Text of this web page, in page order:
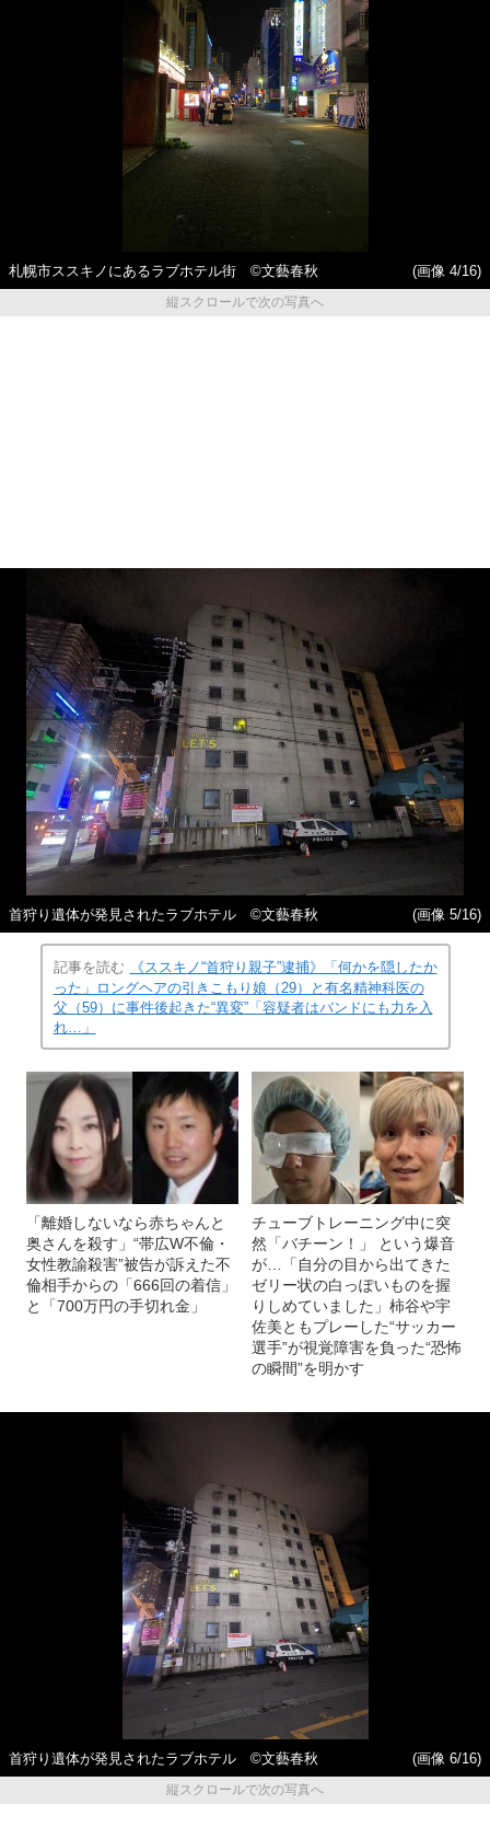
札幌市ススキノにあるラブホテル街 ©文藝春秋
(画像 4/16)
縦スクロールで次の写真へ
首狩り遺体が発見されたラブホテル ©文藝春秋 (画像 5/16)
記事を読む
《ススキノ“首狩り親子”逮捕》「何かを隠したか
った」ロングヘアの引きこもり娘（29）と有名精神科医の
父（59）に事件後起きた“異変”「容疑者はバンドにも力を入
れ…」
「離婚しないなら赤ちゃんと
奥さんを殺す」“帯広W不倫・
女性教諭殺害”被告が訴えた不
倫相手からの「666回の着信」
と「700万円の手切れ金」
チューブトレーニング中に突
然「バチーン！」 という爆音
が…「自分の目から出てきた
ゼリー状の白っぽいものを握
りしめていました」柿谷や宇
佐美ともプレーした“サッカー
選手”が視覚障害を負った“恐怖
の瞬間”を明かす
首狩り遺体が発見されたラブホテル ©文藝春秋
(画像 6/16)
縦スクロールで次の写真へ